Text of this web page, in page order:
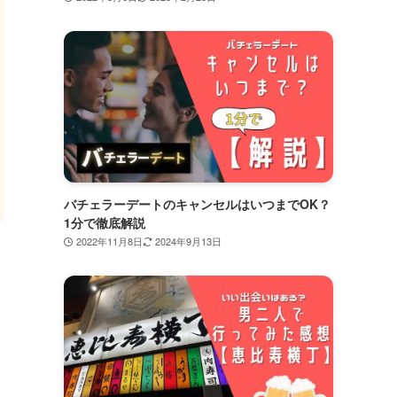
バチェラーデートのキャンセルはいつまでOK？
1分で徹底解説
2022年11月8日 2024年9月13日